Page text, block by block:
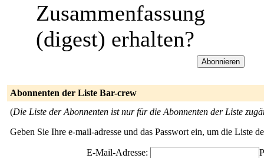
Zusammenfassung
(digest) erhalten?
Abonnenten der Liste Bar-crew
(Die Liste der Abonnenten ist nur für die Abonnenten der Liste
Geben Sie Ihre e-mail-adresse und das Passwort ein, um die Liste
E-Mail-Adresse: